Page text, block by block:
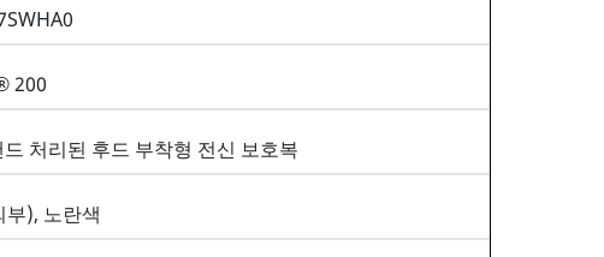
200
처리된 후드 부착형 전신 보호복
부), 노란색